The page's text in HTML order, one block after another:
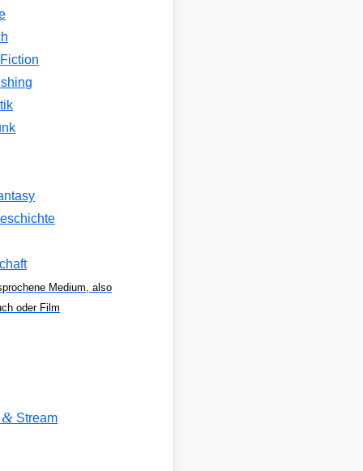
Medium, also
oder Film
& Stream